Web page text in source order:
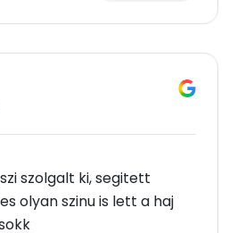
szolgalt ki, segitett
olyan szinu is lett a haj